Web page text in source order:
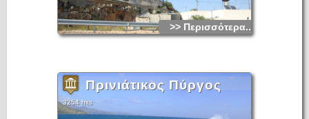
>> Περισσότερα...
Πρινιάτικος Πύργος
3254 hits